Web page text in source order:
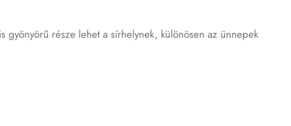
gyönyörű része lehet a sírhelynek, különösen az ünnepek